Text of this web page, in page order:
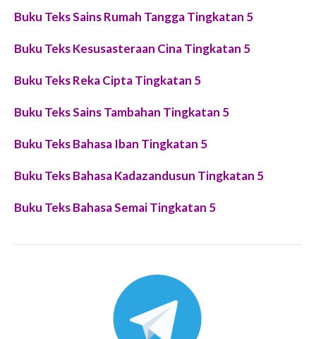
Buku Teks Sains Rumah Tangga Tingkatan 5
Buku Teks Kesusasteraan Cina Tingkatan 5
Buku Teks Reka Cipta Tingkatan 5
Buku Teks Sains Tambahan Tingkatan 5
Buku Teks Bahasa Iban Tingkatan 5
Buku Teks Bahasa Kadazandusun Tingkatan 5
Buku Teks Bahasa Semai Tingkatan 5